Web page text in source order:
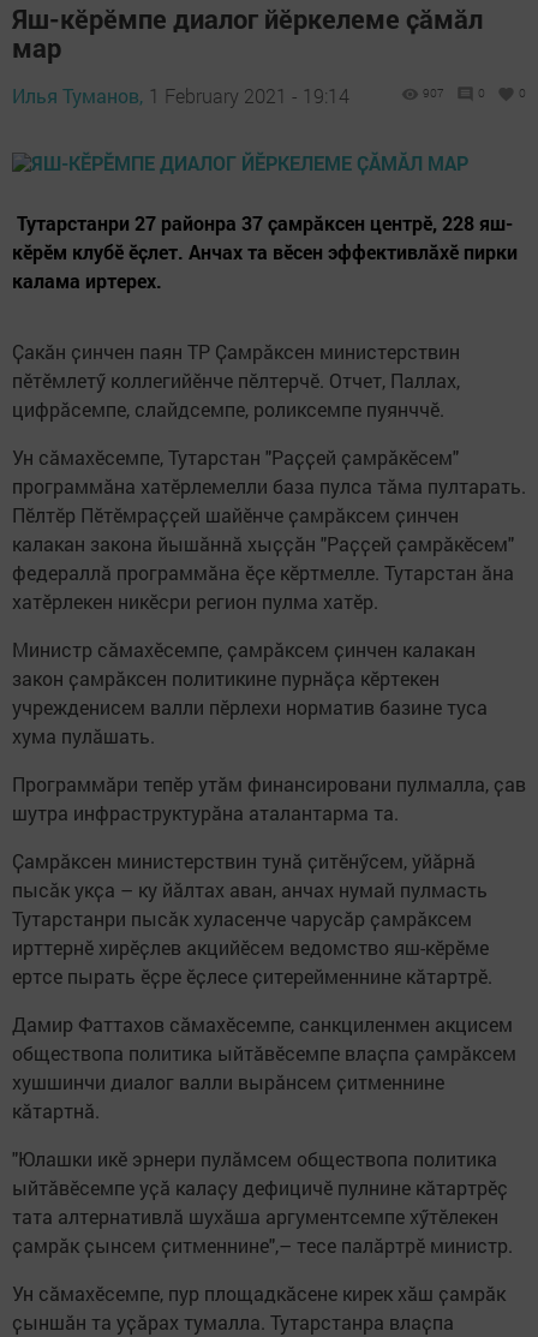
Яш-кӗрӗмпе диалог йӗркелеме ҫӑмӑл
мар
Илья Туманов, 1 February 2021 - 19:14 907 0 0
Тутарстанри 27 районра 37 ҫамрӑксен центрӗ, 228 яш-
кӗрӗм клубӗ ӗҫлет. Анчах та вӗсен эффективлӑхӗ пирки
калама иртерех.
Ҫакӑн ҫинчен паян ТР Ҫамрӑксен министерствин
пӗтӗмлетӳ коллегийӗнче пӗлтерчӗ. Отчет, Паллах,
цифрӑсемпе, слайдсемпе, роликсемпе пуянччӗ.
Ун сӑмахӗсемпе, Тутарстан "Раҫҫей ҫамрӑкӗсем"
программӑна хатӗрлемелли база пулса тӑма пултарать.
Пӗлтӗр Пӗтӗмраҫҫей шайӗнче ҫамрӑксем ҫинчен
калакан закона йышӑннӑ хыҫҫӑн "Раҫҫей ҫамрӑкӗсем"
федераллӑ программӑна ӗҫе кӗртмелле. Тутарстан ӑна
хатӗрлекен никӗсри регион пулма хатӗр.
Министр сӑмахӗсемпе, ҫамрӑксем ҫинчен калакан
закон ҫамрӑксен политикине пурнӑҫа кӗртекен
учрежденисем валли пӗрлехи норматив базине туса
хума пулӑшать.
Программӑри тепӗр утӑм финансировани пулмалла, ҫав
шутра инфраструктурӑна аталантарма та.
Ҫамрӑксен министерствин тунӑ ҫитӗнӳсем, уйӑрнӑ
пысӑк укҫа – ку йӑлтах аван, анчах нумай пулмасть
Тутарстанри пысӑк хуласенче чарусӑр ҫамрӑксем
ирттернӗ хирӗҫлев акцийӗсем ведомство яш-кӗрӗме
ертсе пырать ӗҫре ӗҫлесе ҫитерейменнине кӑтартрӗ.
Дамир Фаттахов сӑмахӗсемпе, санкциленмен акцисем
обществопа политика ыйтӑвӗсемпе влаҫпа ҫамрӑксем
хушшинчи диалог валли вырӑнсем ҫитменнине
кӑтартнӑ.
"Юлашки икӗ эрнери пулӑмсем обществопа политика
ыйтӑвӗсемпе уҫӑ калаҫу дефицичӗ пулнине кӑтартрӗҫ
тата алтернативлӑ шухӑша аргументсемпе хӳтӗлекен
ҫамрӑк ҫынсем ҫитменнине",– тесе палӑртрӗ министр.
Ун сӑмахӗсемпе, пур площадкӑсене кирек хӑш ҫамрӑк
ҫыншӑн та уҫӑрах тумалла. Тутарстанра влаҫпа